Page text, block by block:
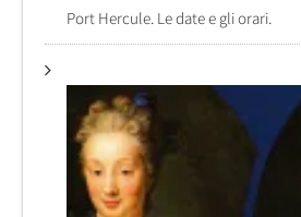
Port Hercule. Le date e gli orari.